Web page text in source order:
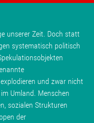
unserer Zeit. Doch statt
systematisch politisch
und zwar nicht
Umland. Menschen
sozialen Strukturen
der